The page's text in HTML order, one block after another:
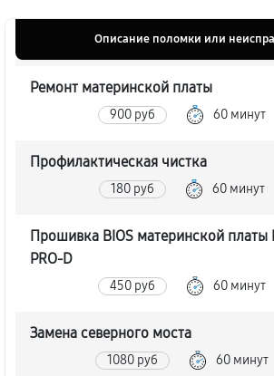
Описание поломки или
Ремонт материнской платы
900 руб 60 минут
Профилактическая чистка
180 руб 60 минут
Прошивка BIOS материнской платы
PRO-D
450 руб 60 минут
Замена северного моста
1080 руб 60 минут